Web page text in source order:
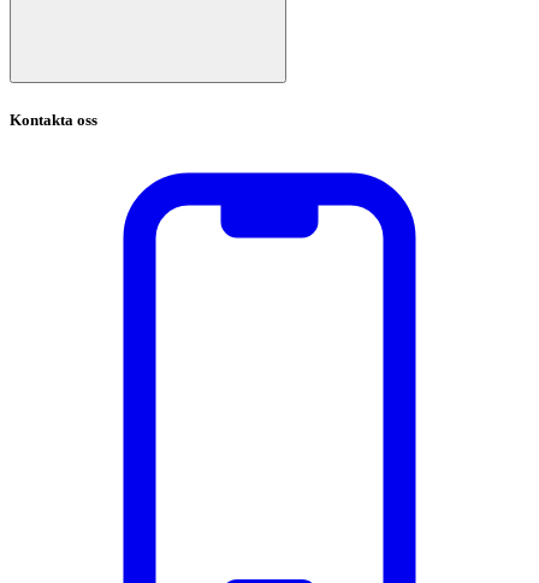
Kontakta oss